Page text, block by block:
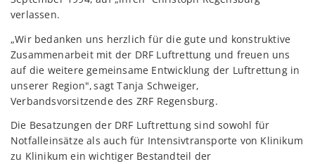
verlassen.
„Wir bedanken uns herzlich für die gute und konstruktive
Zusammenarbeit mit der DRF Luftrettung und freuen uns
auf die weitere gemeinsame Entwicklung der Luftrettung in
unserer Region",sagt Tanja Schweiger,
Verbandsvorsitzende des ZRF Regensburg.
Die Besatzungen der DRF Luftrettung sind sowohl für
Notfalleinsätze als auch für Intensivtransporte von Klinikum
zu Klinikum ein wichtiger Bestandteil der